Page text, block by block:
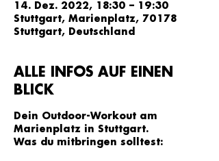
14. Dez. 2022, 18:30 – 19:30
Stuttgart, Marienplatz, 70178
Stuttgart, Deutschland
ALLE INFOS AUF EINEN
BLICK
Dein Outdoor-Workout am
Marienplatz in Stuttgart.
Was du mitbringen solltest: